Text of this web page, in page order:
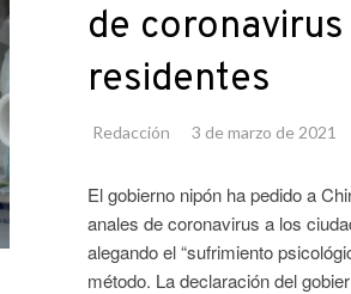
de coronavirus
residentes
Redacción 3 de marzo de 2021
El gobierno nipón ha pedido a
anales de coronavirus a los
alegando el “sufrimiento
método. La declaración del